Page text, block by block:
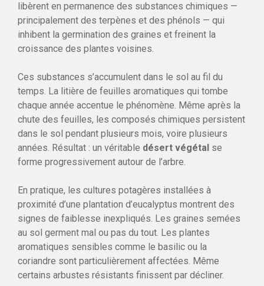
libèrent en permanence des substances chimiques —
principalement des terpènes et des phénols — qui
inhibent la germination des graines et freinent la
croissance des plantes voisines.
Ces substances s’accumulent dans le sol au fil du
temps. La litière de feuilles aromatiques qui tombe
chaque année accentue le phénomène. Même après la
chute des feuilles, les composés chimiques persistent
dans le sol pendant plusieurs mois, voire plusieurs
années. Résultat : un véritable désert végétal se
forme progressivement autour de l’arbre.
En pratique, les cultures potagères installées à
proximité d’une plantation d’eucalyptus montrent des
signes de faiblesse inexpliqués. Les graines semées
au sol germent mal ou pas du tout. Les plantes
aromatiques sensibles comme le basilic ou la
coriandre sont particulièrement affectées. Même
certains arbustes résistants finissent par décliner.